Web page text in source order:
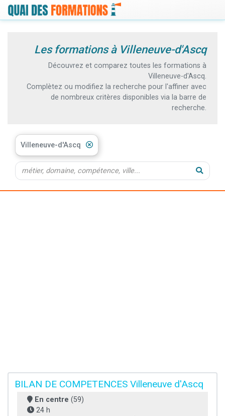
Les formations à Villeneuve-d'Ascq
Découvrez et comparez toutes les formations à
Villeneuve-d'Ascq.
Complètez ou modifiez la recherche pour l'affiner avec
de nombreux critères disponibles via la barre de
recherche.
Villeneuve-d'Ascq
BILAN DE COMPETENCES Villeneuve d'Ascq
En centre (59)
24 h